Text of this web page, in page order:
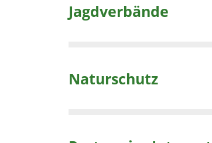
Jagdverbände
Naturschutz